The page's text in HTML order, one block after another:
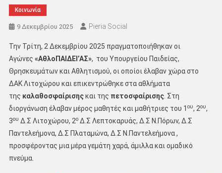
Κοινωνία
9 Δεκεμβρίου 2025 Pieria Social
Την Τρίτη, 2 Δεκεμβρίου 2025 πραγματοποιήθηκαν οι
Αγώνες «ΑθλοΠΑΙΔΕΙ’ΑΣ», του Υπουργείου Παιδείας,
Θρησκευμάτων και Αθλητισμού, οι οποίοι έλαβαν χώρα στο
ΔΑΚ Λιτοχώρου και επικεντρώθηκε στα αθλήματα
της καλαθοσφαίρισηςκαι της πετοσφαίρισης. Στη
διοργάνωση έλαβαν μέρος μαθητές και μαθήτριες του 1 ου, 2ου,
3ου Δ.Σ Λιτοχώρου, 2ο Δ.Σ Λεπτοκαρυάς, Δ.Σ Ν.Πόρων, Δ.Σ
Παντελεήμονα, Δ.Σ Πλαταμώνα, Δ.Σ Ν.Παντελεήμονα ,
προσφέροντας μια μέρα γεμάτη χαρά, άμιλλα και ομαδικό
πνεύμα.